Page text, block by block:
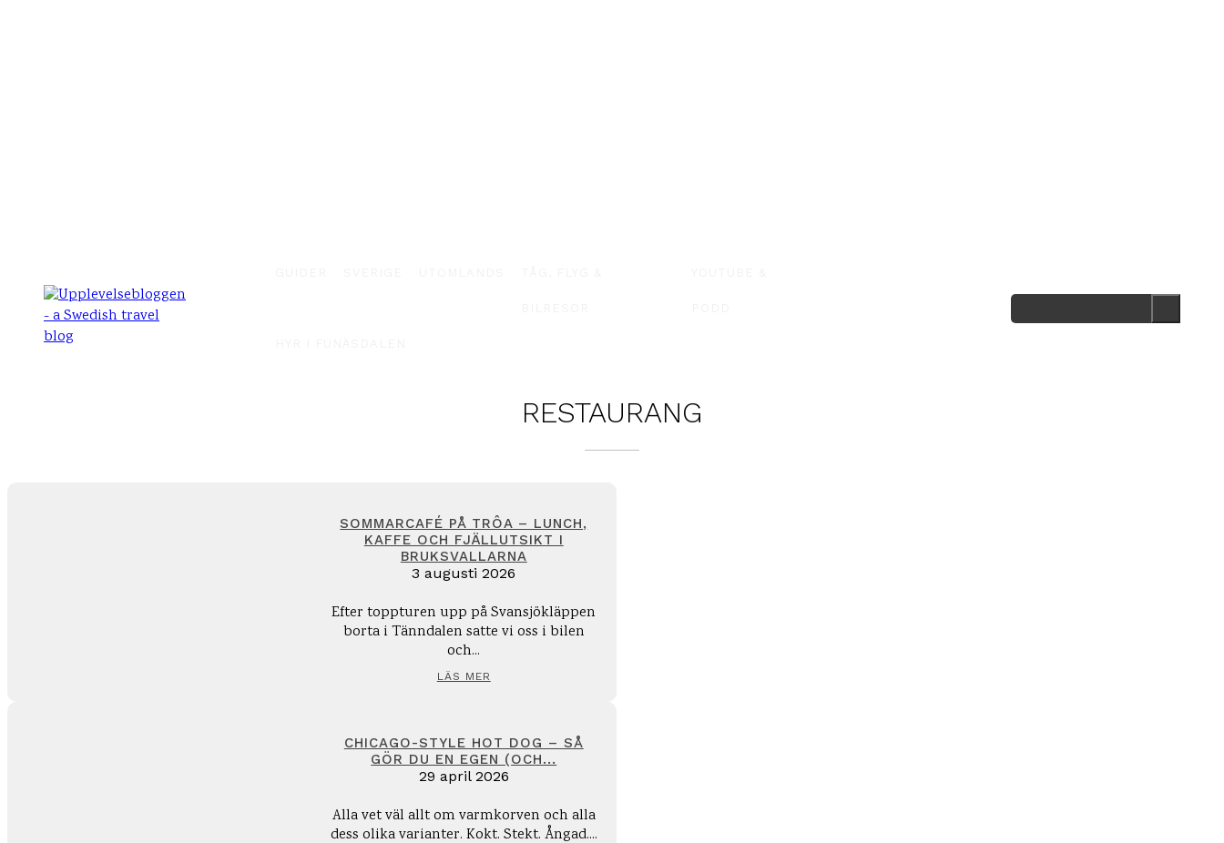
RESTAURANG
SOMMARCAFÉ PÅ TRÔA – LUNCH,
KAFFE OCH FJÄLLUTSIKT I
BRUKSVALLARNA
3 augusti 2026
Efter toppturen upp på Svansjökläppen
borta i Tänndalen satte vi oss i bilen
och...
LÄS MER
CHICAGO-STYLE HOT DOG – SÅ
GÖR DU EN EGEN (OCH...
29 april 2026
Alla vet väl allt om varmkorven och alla
dess olika varianter. Kokt. Stekt. Ångad....